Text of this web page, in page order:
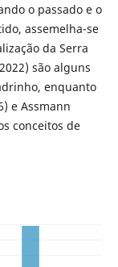
o passado e o
assemelha-se
da Serra
são alguns
enquanto
e Assmann
conceitos de